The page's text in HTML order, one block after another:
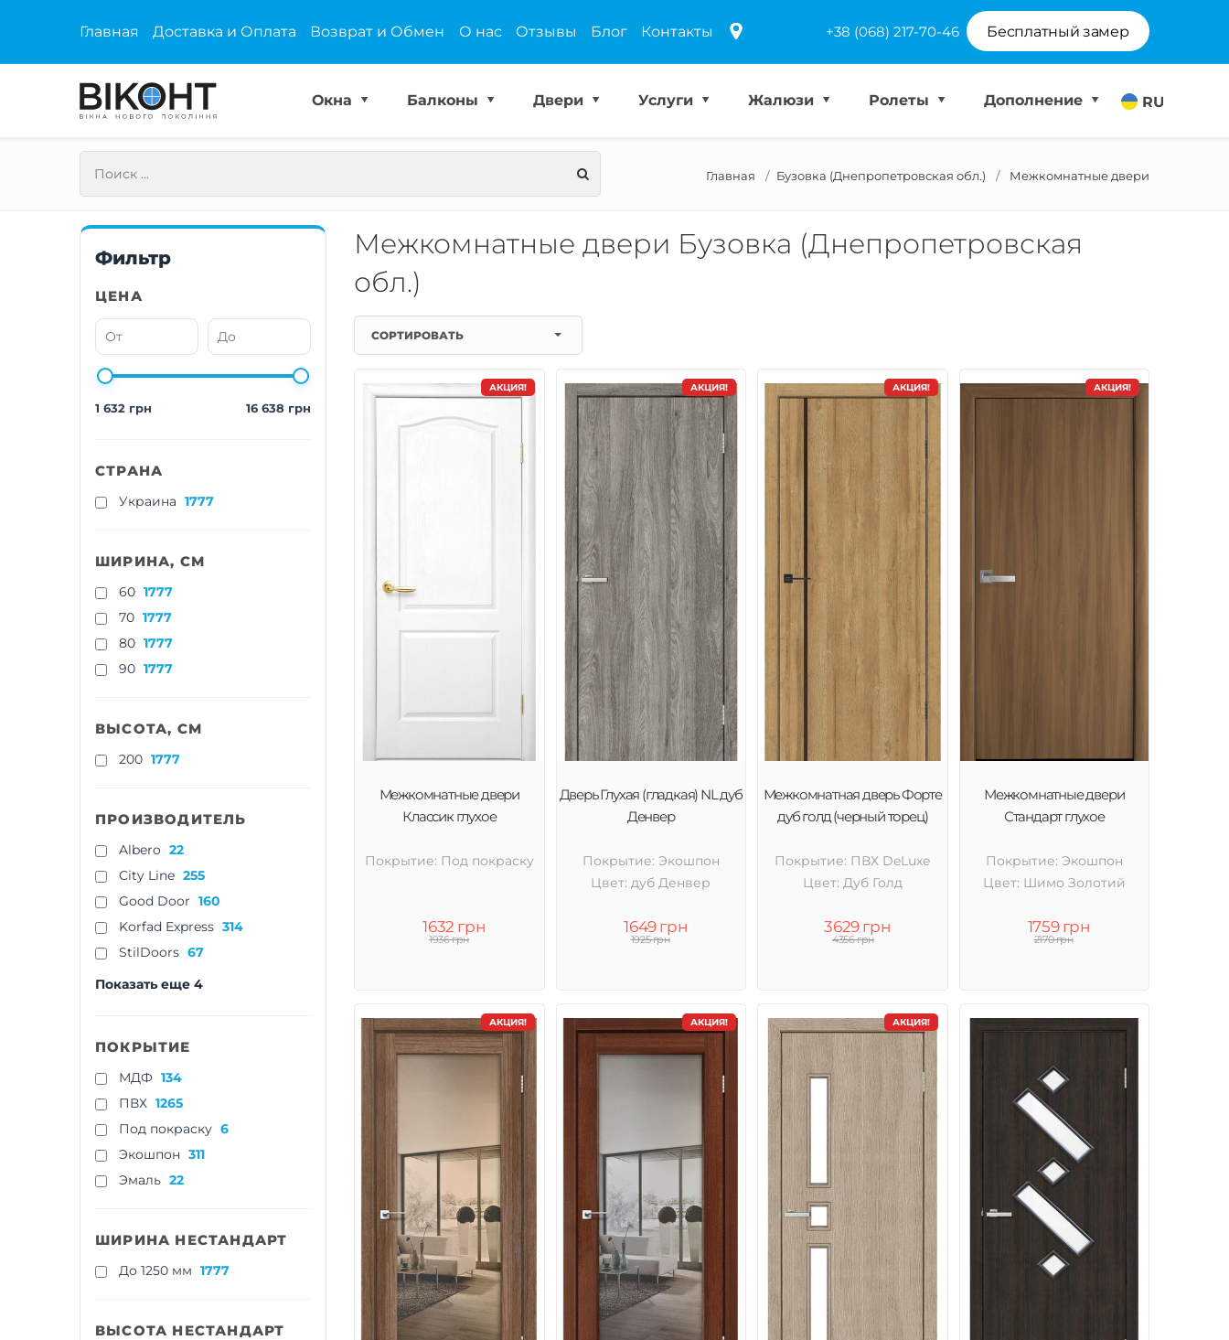
Главная Доставка и Оплата Возврат и Обмен О нас Отзывы Блог Контакты +38 (068) 217-70-46 Бесплатный замер
RU
Окна Балконы Двери Услуги Жалюзи Ролеты Дополнение
Главная Бузовка (Днепропетровская обл.) Межкомнатные двери
Фильтр
ЦЕНА
1 632 грн 16 638 грн
СТРАНА
Украина 1777
ШИРИНА, СМ
60 1777
70 1777
80 1777
90 1777
ВЫСОТА, СМ
200 1777
ПРОИЗВОДИТЕЛЬ
Albero 22
City Line 255
Good Door 160
Korfad Express 314
StilDoors 67
Показать еще 4
ПОКРЫТИЕ
МДФ 134
ПВХ 1265
Под покраску 6
Экошпон 311
Эмаль 22
ШИРИНА НЕСТАНДАРТ
До 1250 мм 1777
ВЫСОТА НЕСТАНДАРТ
Межкомнатные двери Бузовка (Днепропетровская
обл.)
СОРТИРОВАТЬ
АКЦИЯ!
Межкомнатные двери
Классик глухое
Покрытие: Под покраску
1632 грн
1936 грн
АКЦИЯ!
Дверь Глухая (гладкая) NL дуб
Денвер
Покрытие: Экошпон
Цвет: дуб Денвер
1649 грн
1925 грн
АКЦИЯ!
Межкомнатная дверь Форте
дуб голд (черный торец)
Покрытие: ПВХ DeLuxe
Цвет: Дуб Голд
3629 грн
4356 грн
АКЦИЯ!
Межкомнатные двери
Стандарт глухое
Покрытие: Экошпон
Цвет: Шимо Золотий
1759 грн
2170 грн
АКЦИЯ! АКЦИЯ! АКЦИЯ!